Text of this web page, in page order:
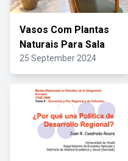
Vasos Com Plantas
Naturais Para Sala
25 September 2024